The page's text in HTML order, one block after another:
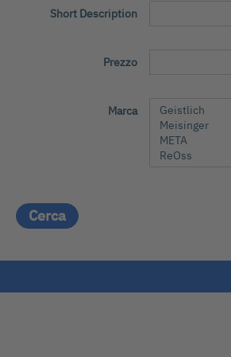
Short Description
Prezzo
Marca
Cerca